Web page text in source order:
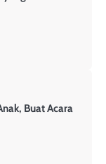
Buat Acara